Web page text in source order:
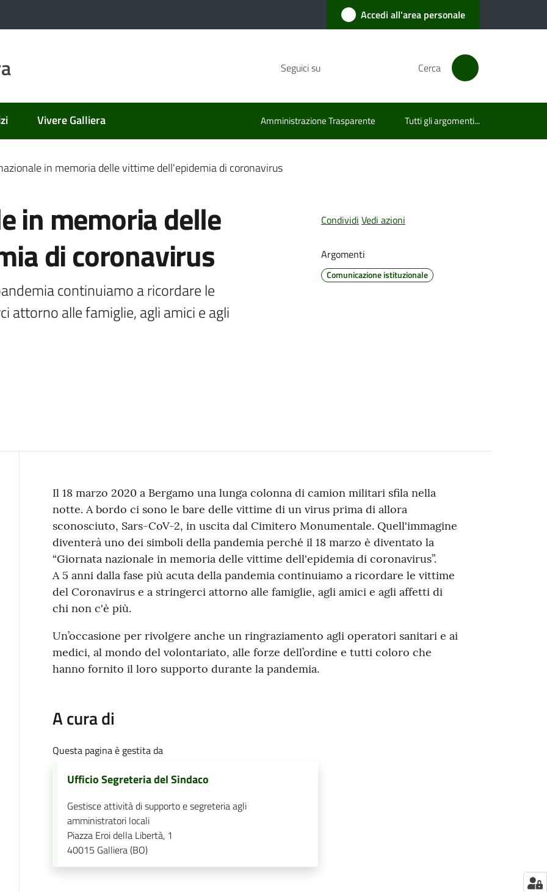
Accedi all'area personale
Seguici su Cerca
Vivere Galliera Amministrazione Trasparente Tutti gli argomenti...
in memoria delle vittime dell'epidemia di coronavirus
in memoria delle
di coronavirus
continuiamo a ricordare le
attorno alle famiglie, agli amici e agli
Condividi Vedi azioni
Argomenti
Comunicazione istituzionale
Contenuto
Il 18 marzo 2020 a Bergamo una lunga colonna di camion militari sfila nella
notte. A bordo ci sono le bare delle vittime di un virus prima di allora
sconosciuto, Sars-CoV-2, in uscita dal Cimitero Monumentale. Quell'immagine
diventerà uno dei simboli della pandemia perché il 18 marzo è diventato la
“Giornata nazionale in memoria delle vittime dell'epidemia di coronavirus”.
A 5 anni dalla fase più acuta della pandemia continuiamo a ricordare le vittime
del Coronavirus e a stringerci attorno alle famiglie, agli amici e agli affetti di
chi non c'è più.
Un’occasione per rivolgere anche un ringraziamento agli operatori sanitari e ai
medici, al mondo del volontariato, alle forze dell’ordine e tutti coloro che
hanno fornito il loro supporto durante la pandemia.
A cura di
Questa pagina è gestita da
Ufficio Segreteria del Sindaco
Gestisce attività di supporto e segreteria agli
amministratori locali
Piazza Eroi della Libertà, 1
40015 Galliera (BO)